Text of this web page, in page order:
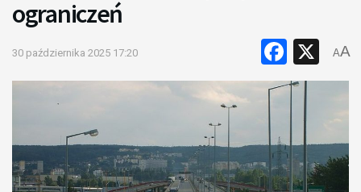
ograniczeń
30 października 2025 17:20 X
AA